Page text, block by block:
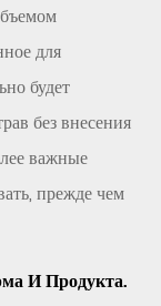
для
будет
без внесения
важные
прежде чем
И Продукта.